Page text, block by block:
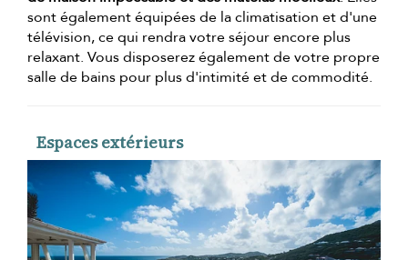
sont également équipées de la climatisation et d'une
télévision, ce qui rendra votre séjour encore plus
relaxant. Vous disposerez également de votre propre
salle de bains pour plus d'intimité et de commodité.
Espaces extérieurs